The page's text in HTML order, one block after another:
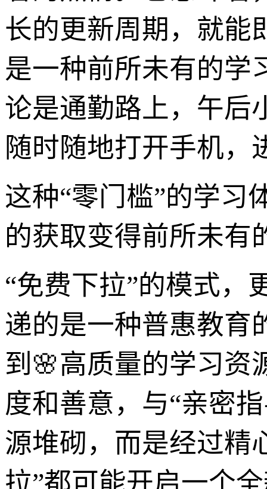
长的更新周期，就能
是一种前所未有的学
论是通勤路上，午后
随时随地打开手机，
这种“零门槛”的学习
的获取变得前所未有
“免费下拉”的模式，
递的是一种普惠教育
到🌸高质量的学习资
度和善意，与“亲密
源堆砌，而是经过精
拉”都可能开启一个